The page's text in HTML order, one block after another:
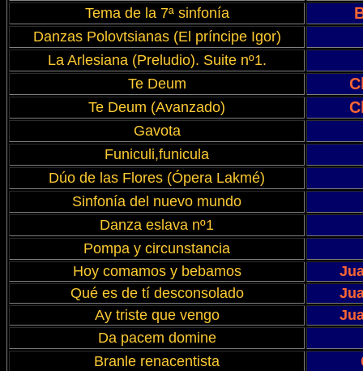
Tema de la 7ª sinfonía
Danzas Polovtsianas (El príncipe Igor)
La Arlesiana (Preludio). Suite nº1.
Te Deum
Te Deum (Avanzado)
Gavota
Funiculi,funicula
Dúo de las Flores (Ópera Lakmé)
Sinfonía del nuevo mundo
Danza eslava nº1
Pompa y circunstancia
Hoy comamos y bebamos
Qué es de tí desconsolado
Ay triste que vengo
Da pacem domine
Branle renacentista